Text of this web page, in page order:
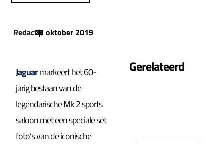
Redactie
|
23 oktober 2019
Jaguarmarkeert het 60-
jarig bestaan van de
legendarische Mk 2 sports
saloon met een speciale set
foto’s van de iconische
Gerelateerd